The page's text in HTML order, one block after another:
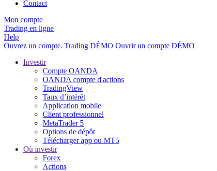
Contact
Mon compte
Trading en ligne
Help
Ouvrez un compte. Trading DÉMO Ouvrir un compte DÉMO
Investir
Compte OANDA
OANDA compte d'actions
TradingView
Taux d’intérêt
Application mobile
Client professionnel
MetaTrader 5
Options de dépôt
Télécharger app ou MT5
Où investir
Forex
Actions